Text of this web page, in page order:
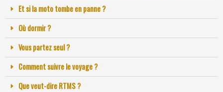
Et si la moto tombe en panne ?
Où dormir ?
Vous partez seul ?
Comment suivre le voyage ?
Que veut-dire RTMS ?